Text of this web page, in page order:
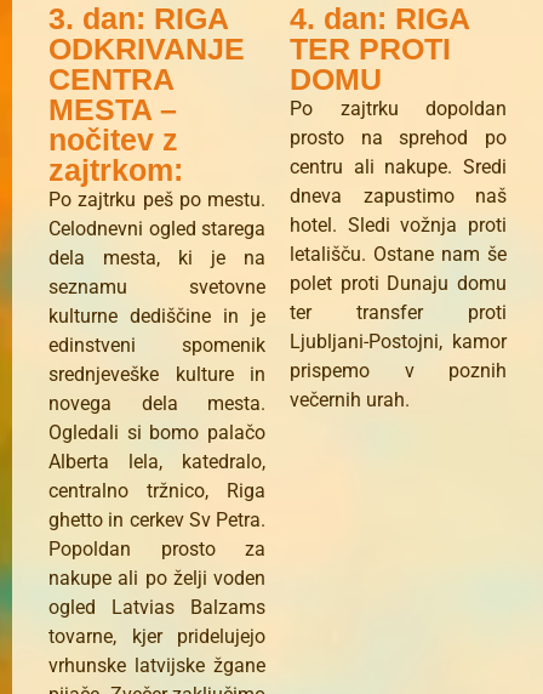
3. dan: RIGA
ODKRIVANJE
CENTRA
MESTA –
nočitev z
zajtrkom:
Po zajtrku peš po mestu.
Celodnevni ogled starega
dela mesta, ki je na
seznamu svetovne
kulturne dediščine in je
edinstveni spomenik
srednjeveške kulture in
novega dela mesta.
Ogledali si bomo palačo
Alberta lela, katedralo,
centralno tržnico, Riga
ghetto in cerkev Sv Petra.
Popoldan prosto za
nakupe ali po želji voden
ogled Latvias Balzams
tovarne, kjer pridelujejo
vrhunske latvijske žgane
4. dan: RIGA
TER PROTI
DOMU
Po zajtrku dopoldan
prosto na sprehod po
centru ali nakupe. Sredi
dneva zapustimo naš
hotel. Sledi vožnja proti
letališču. Ostane nam še
polet proti Dunaju domu
ter transfer proti
Ljubljani-Postojni, kamor
prispemo v poznih
večernih urah.